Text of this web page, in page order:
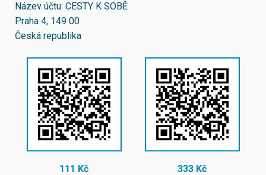
Název účtu: CESTY K SOBĚ
Praha 4, 149 00
Česká republika
111 Kč 333 Kč